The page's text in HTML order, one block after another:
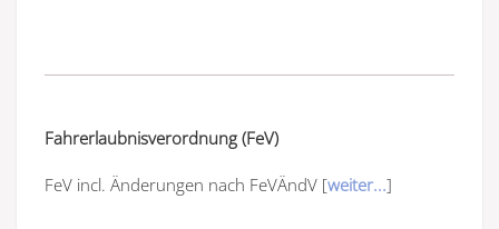
Fahrerlaubnisverordnung (FeV)
FeV incl. Änderungen nach FeVÄndV [weiter...]